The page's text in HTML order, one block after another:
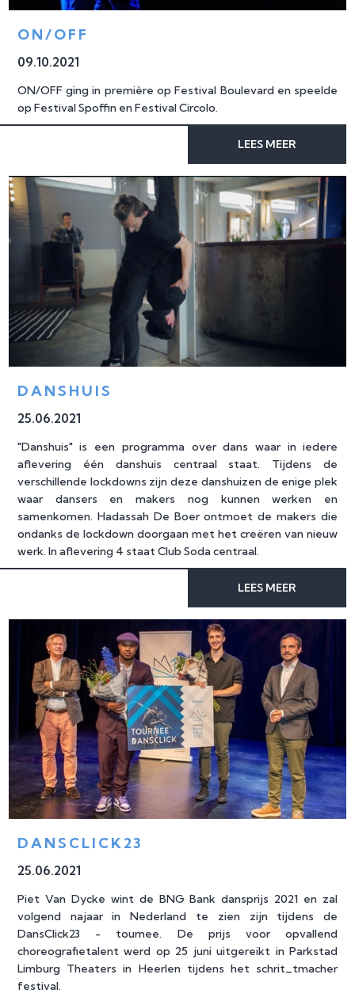
ON/OFF
09.10.2021
ON/OFF ging in première op Festival Boulevard en speelde
op Festival Spoffin en Festival Circolo.
LEES MEER
DANSHUIS
25.06.2021
"Danshuis" is een programma over dans waar in iedere
aflevering één danshuis centraal staat. Tijdens de
verschillende lockdowns zijn deze danshuizen de enige plek
waar dansers en makers nog kunnen werken en
samenkomen. Hadassah De Boer ontmoet de makers die
ondanks de lockdown doorgaan met het creëren van nieuw
werk. In aflevering 4 staat Club Soda centraal.
LEES MEER
DANSCLICK23
25.06.2021
Piet Van Dycke wint de BNG Bank dansprijs 2021 en zal
volgend najaar in Nederland te zien zijn tijdens de
DansClick23 - tournee. De prijs voor opvallend
choreografietalent werd op 25 juni uitgereikt in Parkstad
Limburg Theaters in Heerlen tijdens het schrit_tmacher
festival.